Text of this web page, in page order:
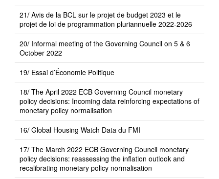
21/ Avis de la BCL sur le projet de budget 2023 et le
projet de loi de programmation pluriannuelle 2022-2026
20/ Informal meeting of the Governing Council on 5 & 6
October 2022
19/ Essai d’Économie Politique
18/ The April 2022 ECB Governing Council monetary
policy decisions: Incoming data reinforcing expectations of
monetary policy normalisation
16/ Global Housing Watch Data du FMI
17/ The March 2022 ECB Governing Council monetary
policy decisions: reassessing the inflation outlook and
recalibrating monetary policy normalisation